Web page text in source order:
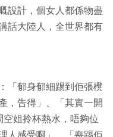
設計，個女人都係物盡
話大陸人，全世界都有
「郁身郁細踢到佢張櫈
，告得」、「其實一開
姐拎杯熱水，唔夠位
人感受啊」、「喪踢佢